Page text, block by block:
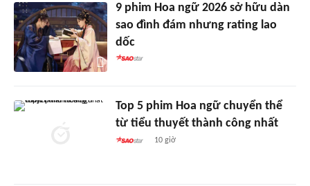
9 phim Hoa ngữ 2026 sở hữu dàn
sao đình đám nhưng rating lao
dốc
Top 5 phim Hoa ngữ chuyển thể
từ tiểu thuyết thành công nhất
10 giờ